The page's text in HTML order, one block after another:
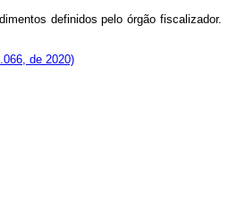
definidos pelo órgão fiscalizador.
de 2020)